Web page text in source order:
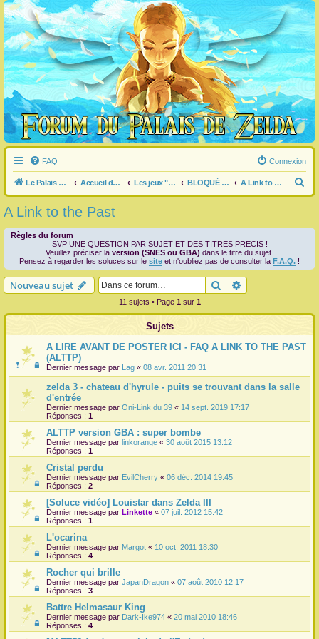
FAQ Connexion
Le Palais de Zelda Accueil du forum Les jeux "Legend of Zelda" BLOQUÉ dans un jeu ? A Link to the Past
e
r
A Link to the Past
Règles du forum
SVP UNE QUESTION PAR SUJET ET DES TITRES PRECIS !
Veuillez préciser la version (SNES ou GBA) dans le titre du sujet.
Pensez à regarder les soluces sur le site et n'oubliez pas de consulter la F.A.Q. !
Nouveau sujet Rechercher
11 sujets • Page 1 sur 1
Sujets
A LIRE AVANT DE POSTER ICI - FAQ A LINK TO THE PAST
(ALTTP)
Dernier message par Lag « 08 avr. 2011 20:31
zelda 3 - chateau d'hyrule - puits se trouvant dans la salle
d'entrée
Dernier message par Oni-Link du 39 « 14 sept. 2019 17:17
Réponses : 1
ALTTP version GBA : super bombe
Dernier message par linkorange « 30 août 2015 13:12
Réponses : 1
Cristal perdu
Dernier message par EvilCherry « 06 déc. 2014 19:45
Réponses : 2
[Soluce vidéo] Louistar dans Zelda III
Dernier message par Linkette « 07 juil. 2012 15:42
Réponses : 1
L'ocarina
Dernier message par Margot « 10 oct. 2011 18:30
Réponses : 4
Rocher qui brille
Dernier message par JapanDragon « 07 août 2010 12:17
Réponses : 3
Battre Helmasaur King
Dernier message par Dark-Ike974 « 20 mai 2010 18:46
Réponses : 4